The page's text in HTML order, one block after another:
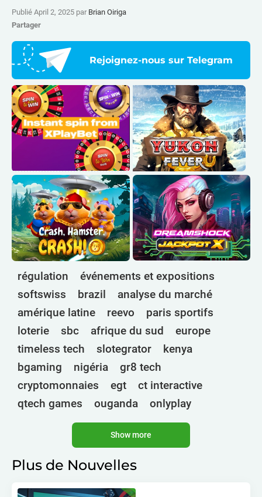
Publié April 2, 2025 par Brian Oiriga
Partager
Rejoignez-nous sur Telegram
régulation
événements et expositions
softswiss
brazil
analyse du marché
amérique latine
reevo
paris sportifs
loterie
sbc afrique du sud
europe
timeless tech
slotegrator
kenya
bgaming
nigéria
gr8 tech
cryptomonnaies
egt
ct interactive
qtech games
ouganda
onlyplay
inde endorphina
ghana
elk nolimit
technologies
golden race
Show more
Plus de Nouvelles